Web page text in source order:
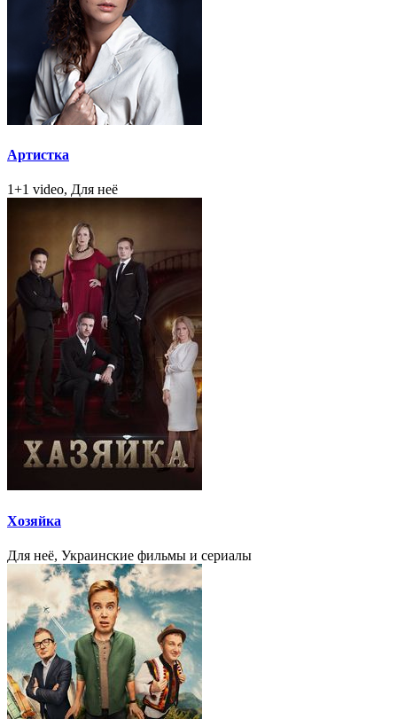
Артистка
1+1 video, Для неё
Хозяйка
Для неё, Украинские фильмы и сериалы